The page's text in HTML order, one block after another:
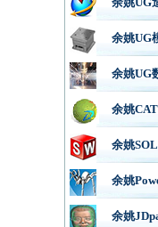
余姚UG
余姚UG
余姚
余姚
余姚
余姚